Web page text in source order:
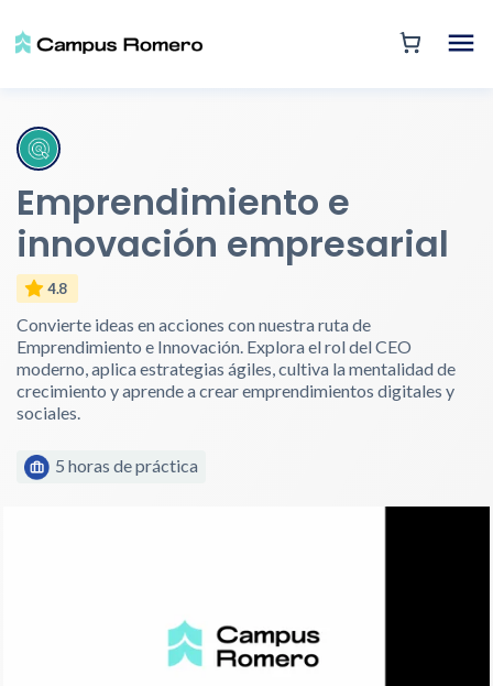
Emprendimiento e
innovación empresarial
4.8
Convierte ideas en acciones con nuestra ruta de
Emprendimiento e Innovación. Explora el rol del CEO
moderno, aplica estrategias ágiles, cultiva la mentalidad de
crecimiento y aprende a crear emprendimientos digitales y
sociales.
5 horas de práctica